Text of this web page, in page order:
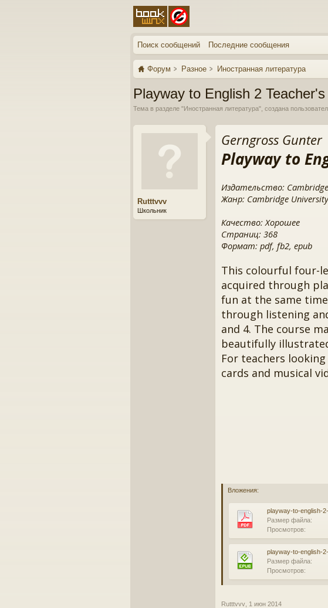
Поиск сообщений Последние сообщения
Форум Разное Иностранная литература
Playway to English 2
Тема в разделе "Иностранная литература", создана
Rutttvvv
Школьник
Gerngross Gunter
Playway to
Издательство:
Жанр: Cambridge
Качество: Хорошее
Страниц: 368
Формат: pdf, fb2, epub
This colourful four-
acquired through
fun at the same
through listening
and 4. The course
beautifully
For teachers
cards and musical
Вложения:
playway-to-english-
Размер файла:
Просмотров:
playway-to-english-
Размер файла:
Просмотров:
Rutttvvv 1 июн 2014